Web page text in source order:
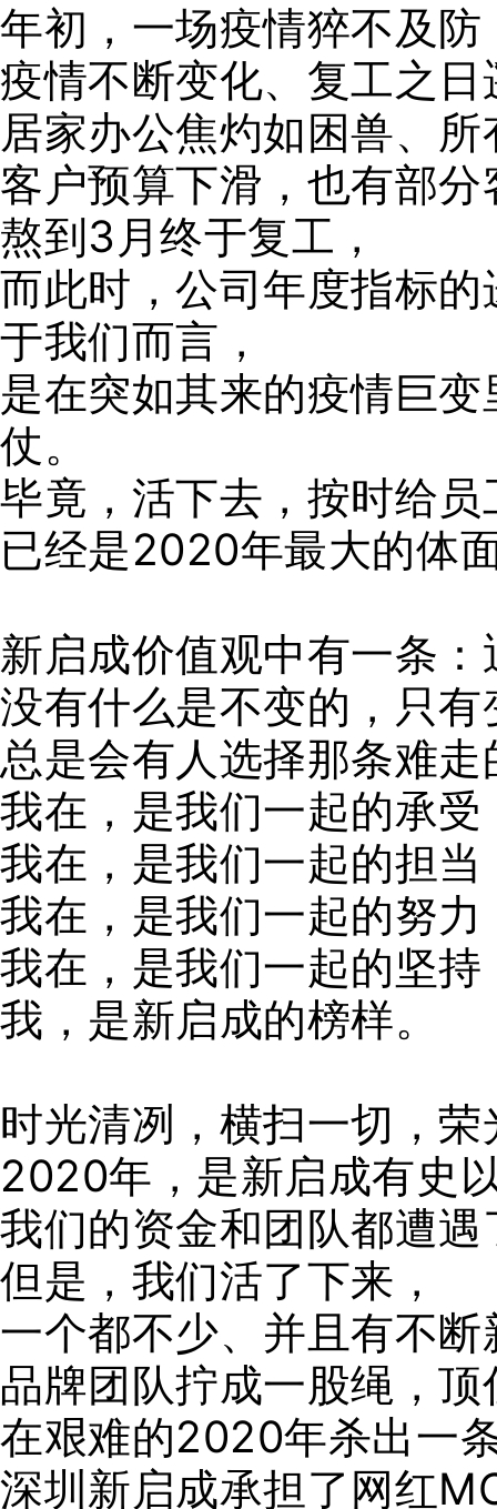
年初，一场疫情猝不及
疫情不断变化、复工之
居家办公焦灼如困兽、
客户预算下滑，也有部
熬到3月终于复工，
而此时，公司年度指标
于我们而言，
是在突如其来的疫情巨
仗。
毕竟，活下去，按时给
已经是2020年最大的体
新启成价值观中有一条
没有什么是不变的，只
总是会有人选择那条难
我在，是我们一起的承
我在，是我们一起的担
我在，是我们一起的努
我在，是我们一起的坚
我，是新启成的榜样。
时光清冽，横扫一切，
2020年，是新启成有史
我们的资金和团队都遭
但是，我们活了下来，
一个都不少、并且有不
品牌团队拧成一股绳，
在艰难的2020年杀出一
深圳新启成承担了网红